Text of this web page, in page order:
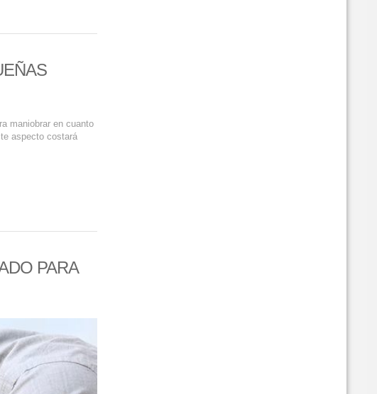
maniobrar en cuanto
aspecto costará
PARA